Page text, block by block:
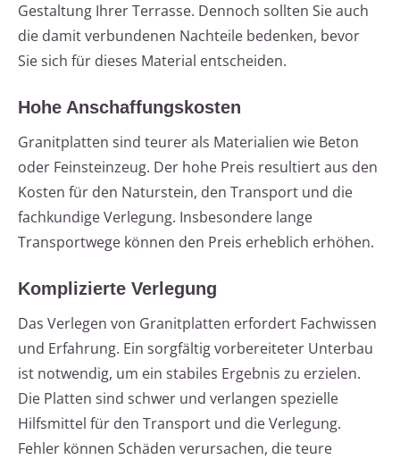
Gestaltung Ihrer Terrasse. Dennoch sollten Sie auch
die damit verbundenen Nachteile bedenken, bevor
Sie sich für dieses Material entscheiden.
Hohe Anschaffungskosten
Granitplatten sind teurer als Materialien wie Beton
oder Feinsteinzeug. Der hohe Preis resultiert aus den
Kosten für den Naturstein, den Transport und die
fachkundige Verlegung. Insbesondere lange
Transportwege können den Preis erheblich erhöhen.
Komplizierte Verlegung
Das Verlegen von Granitplatten erfordert Fachwissen
und Erfahrung. Ein sorgfältig vorbereiteter Unterbau
ist notwendig, um ein stabiles Ergebnis zu erzielen.
Die Platten sind schwer und verlangen spezielle
Hilfsmittel für den Transport und die Verlegung.
Fehler können Schäden verursachen, die teure